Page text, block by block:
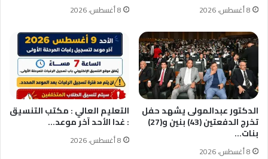
8 أغسطس، 2026 8 أغسطس، 2026
الدكتور عبدالمولى يشهد حفل
تخرج الدفعتين (43) بنين و(27)
بنات…
8 أغسطس، 2026
التعليم العالي : مكتب التنسيق
: غدا الأحد آخر موعد…
8 أغسطس، 2026